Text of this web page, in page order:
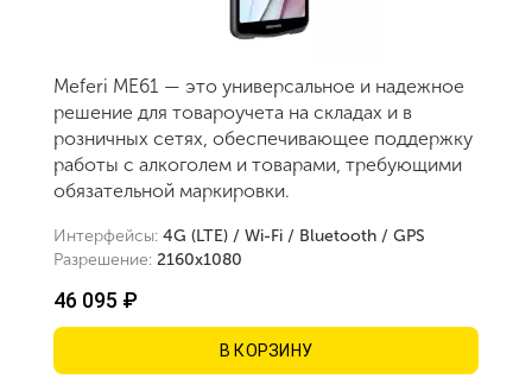
Meferi ME61 — это универсальное и надежное
решение для товароучета на складах и в
розничных сетях, обеспечивающее поддержку
работы с алкоголем и товарами, требующими
обязательной маркировки.
Интерфейсы: 4G (LTE) / Wi-Fi / Bluetooth / GPS
Разрешение: 2160х1080
46 095 ₽
В КОРЗИНУ